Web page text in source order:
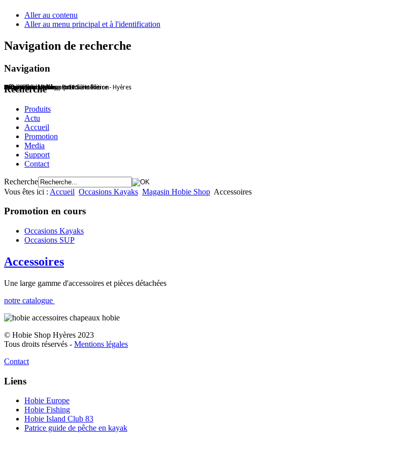
Aller au contenu
Aller au menu principal et à l'identification
Navigation de recherche
Navigation
Hobie Shop Hyères - Port Saint Pierre - Hyères
Offre Promo Passport 10.5
Patrice Gotti, Ambassadeur Hobie
HC16 en action
L'équipe hobie Shop
Accessoires Hobie
Mirage Eclipse
Trophée Hobie Shop première édition
Recherche
Produits
Actu
Accueil
Promotion
Media
Support
Contact
Recherche
Vous êtes ici : Accueil Occasions Kayaks Magasin Hobie Shop Accessoires
Promotion en cours
Occasions Kayaks
Occasions SUP
Accessoires
Une large gamme d'accessoires et pièces détachées
notre catalogue
© Hobie Shop Hyères 2023
Tous droits réservés - Mentions légales
Contact
Liens
Hobie Europe
Hobie Fishing
Hobie Island Club 83
Patrice guide de pêche en kayak